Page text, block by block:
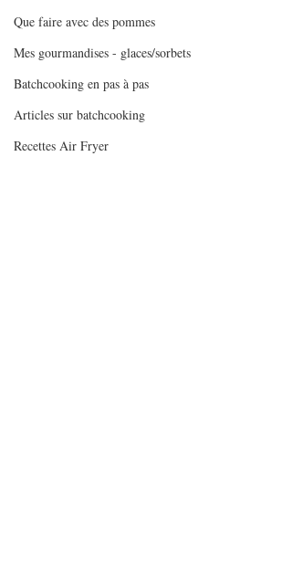
Que faire avec des pommes
Mes gourmandises - glaces/sorbets
Batchcooking en pas à pas
Articles sur batchcooking
Recettes Air Fryer